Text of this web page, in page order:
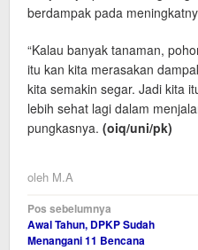
berdampak pada
“Kalau banyak tanaman,
itu kan kita merasakan
kita semakin segar. Jadi kita
lebih sehat lagi dalam
pungkasnya. (oiq/uni/pk)
oleh M.A
Navigasi
pos
Pos sebelumnya
Awal Tahun, DPKP Sudah
Menangani 11 Bencana